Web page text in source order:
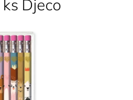
Djeco